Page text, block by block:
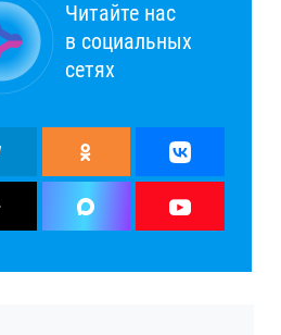
Читайте нас
в социальных
сетях